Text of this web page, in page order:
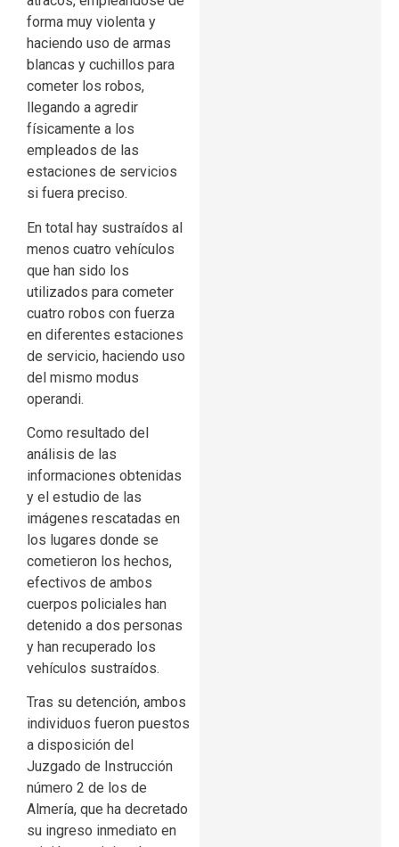
forma muy violenta y
haciendo uso de armas
blancas y cuchillos para
cometer los robos,
llegando a agredir
físicamente a los
empleados de las
estaciones de servicios
si fuera preciso.
En total hay sustraídos al
menos cuatro vehículos
que han sido los
utilizados para cometer
cuatro robos con fuerza
en diferentes estaciones
de servicio, haciendo uso
del mismo modus
operandi.
Como resultado del
análisis de las
informaciones obtenidas
y el estudio de las
imágenes rescatadas en
los lugares donde se
cometieron los hechos,
efectivos de ambos
cuerpos policiales han
detenido a dos personas
y han recuperado los
vehículos sustraídos.
Tras su detención, ambos
individuos fueron puestos
a disposición del
Juzgado de Instrucción
número 2 de los de
Almería, que ha decretado
su ingreso inmediato en